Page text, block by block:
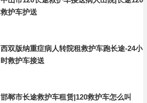
救护车护送
西双版纳重症病人转院租救护车跑长途-24小
时救护车接送
邯郸市长途救护车租赁|120救护车怎么叫